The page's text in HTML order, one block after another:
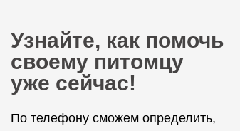
Узнайте, как помочь
своему питомцу
уже сейчас!
По телефону сможем определить,